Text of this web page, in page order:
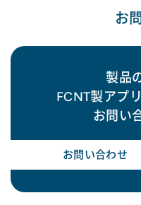
お
製品
FCNT製アプ
お問い
お問い合わせ